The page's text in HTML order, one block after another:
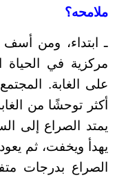
ملامحه؟
ـ ابتداء، ومن
مركزية في الحياة
على الغابة.
أكثر توحشًا من
يمتد الصراع إلى
يهدأ ويخفت، ثم
الصراع بدرجات